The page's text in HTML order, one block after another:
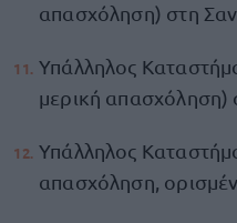
απασχόληση) στη
Υπάλληλος
μερική απασχόληση)
Υπάλληλος
απασχόληση,